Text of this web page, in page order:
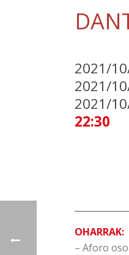
2021/
2021/
2021/
22:30
OHARRAK:
– Aforo